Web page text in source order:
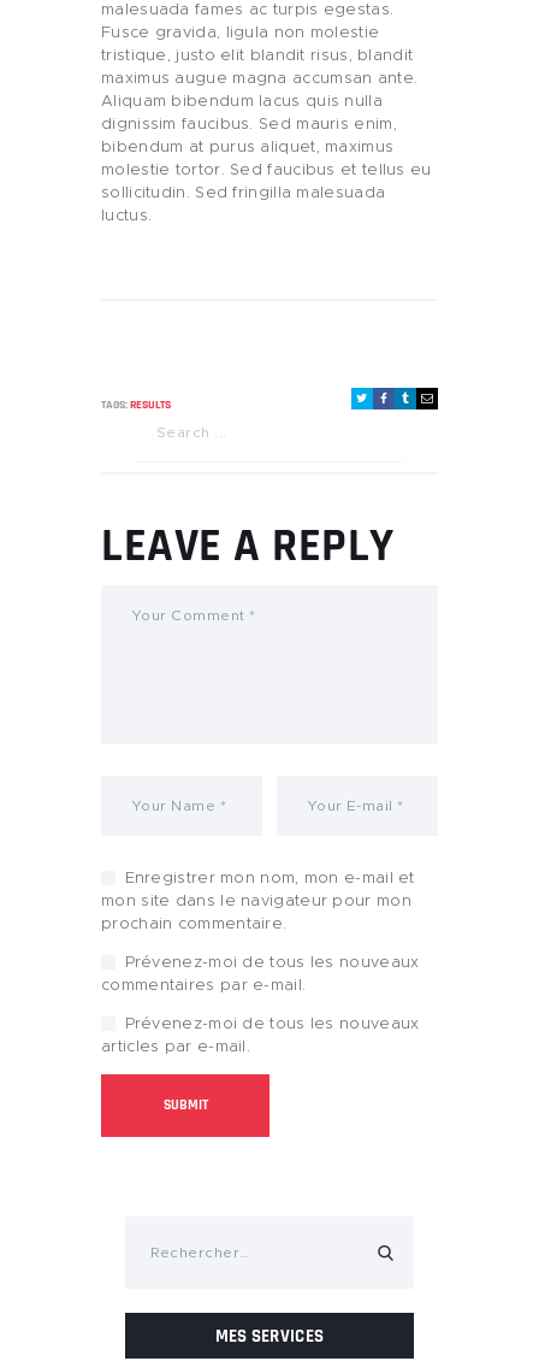
malesuada fames ac turpis egestas.
Fusce gravida, ligula non molestie
tristique, justo elit blandit risus, blandit
maximus augue magna accumsan ante.
Aliquam bibendum lacus quis nulla
dignissim faucibus. Sed mauris enim,
bibendum at purus aliquet, maximus
molestie tortor. Sed faucibus et tellus eu
sollicitudin. Sed fringilla malesuada
luctus.
TAGS:RESULTS
LEAVE A REPLY
Enregistrer mon nom, mon e-mail et
mon site dans le navigateur pour mon
prochain commentaire.
Prévenez-moi de tous les nouveaux
commentaires par e-mail.
Prévenez-moi de tous les nouveaux
articles par e-mail.
MES SERVICES